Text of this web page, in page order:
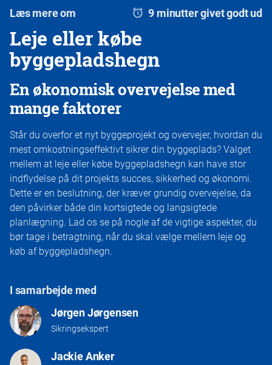
Læs mere om 9 minutter givet godt ud
Leje eller købe
byggepladshegn
En økonomisk overvejelse med
mange faktorer
Står du overfor et nyt byggeprojekt og overvejer, hvordan du
mest omkostningseffektivt sikrer din byggeplads? Valget
mellem at leje eller købe byggepladshegn kan have stor
indflydelse på dit projekts succes, sikkerhed og økonomi.
Dette er en beslutning, der kræver grundig overvejelse, da
den påvirker både din kortsigtede og langsigtede
planlægning. Lad os se på nogle af de vigtige aspekter, du
bør tage i betragtning, når du skal vælge mellem leje og
køb af byggepladshegn.
I samarbejde med
Jørgen Jørgensen
Sikringsekspert
Jackie Anker